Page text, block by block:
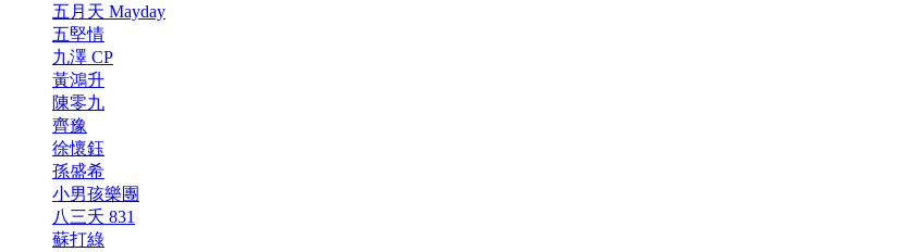
五月天 Mayday
五堅情
九澤 CP
黃鴻升
陳零九
齊豫
徐懷鈺
孫盛希
小男孩樂團
八三夭 831
蘇打綠